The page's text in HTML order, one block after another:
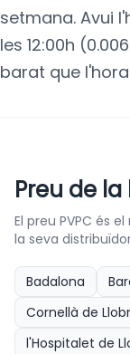
setmana. Avui
les 12:00h
barat que
Preu de
El preu PVPC és
la seva
Badalona
Cornellà de
l'Hospitalet de